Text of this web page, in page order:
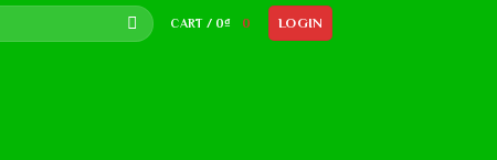
CART / 0₫ 0 LOGIN